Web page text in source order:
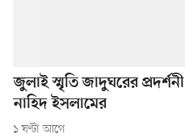
জুলাই স্মৃতি জাদুঘরের
নাহিদ ইসলামের
১ ঘণ্টা আগে